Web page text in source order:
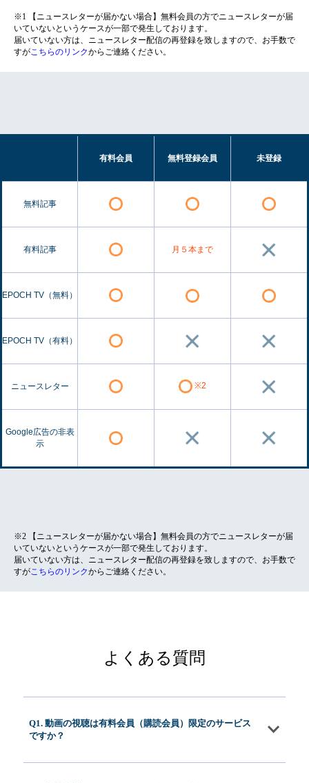
※1 【ニュースレターが届かない場合】無料会員の方でニュースレターが届
いていないというケースが一部で発生しております。
届いていない方は、ニュースレター配信の再登録を致しますので、お手数で
すがこちらのリンクからご連絡ください。
有料会員 無料登録会員 未登録
無料記事
有料記事 月５本まで
EPOCH TV（無料）
EPOCH TV（有料）
ニュースレター ※2
Google広告の非表
示
※2 【ニュースレターが届かない場合】無料会員の方でニュースレターが届
いていないというケースが一部で発生しております。
届いていない方は、ニュースレター配信の再登録を致しますので、お手数で
すがこちらのリンクからご連絡ください。
よくある質問
Q1. 動画の視聴は有料会員（購読会員）限定のサービス
ですか？